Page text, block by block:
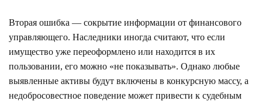
Вторая ошибка — сокрытие информации от финансового
управляющего. Наследники иногда считают, что если
имущество уже переоформлено или находится в их
пользовании, его можно «не показывать». Однако любые
выявленные активы будут включены в конкурсную массу, а
недобросовестное поведение может привести к судебным